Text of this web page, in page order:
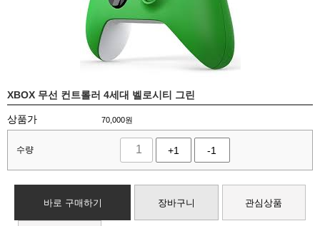
XBOX 무선 컨트롤러 4세대 벨로시티 그린
상품가 70,000원
수량 +1 -1
바로 구매하기 장바구니 관심상품